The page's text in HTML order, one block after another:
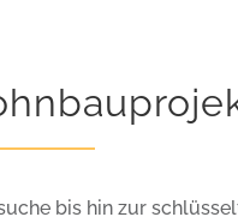
bis hin zur